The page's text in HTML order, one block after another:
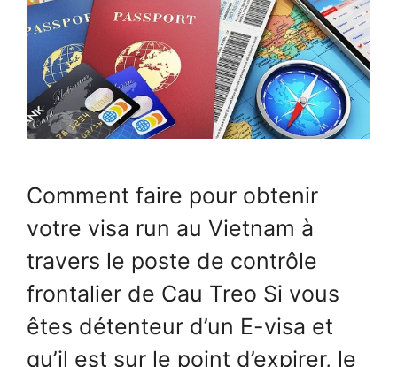
Comment faire pour obtenir
votre visa run au Vietnam à
travers le poste de contrôle
frontalier de Cau Treo Si vous
êtes détenteur d’un E-visa et
qu’il est sur le point d’expirer, le